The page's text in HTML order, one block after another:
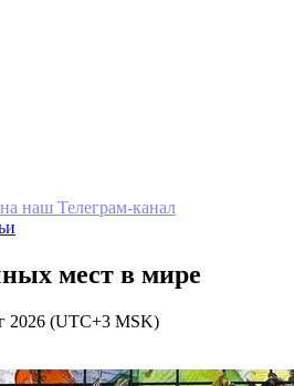
наш Телеграм-канал
мест в мире
2026 (UTC+3 MSK)